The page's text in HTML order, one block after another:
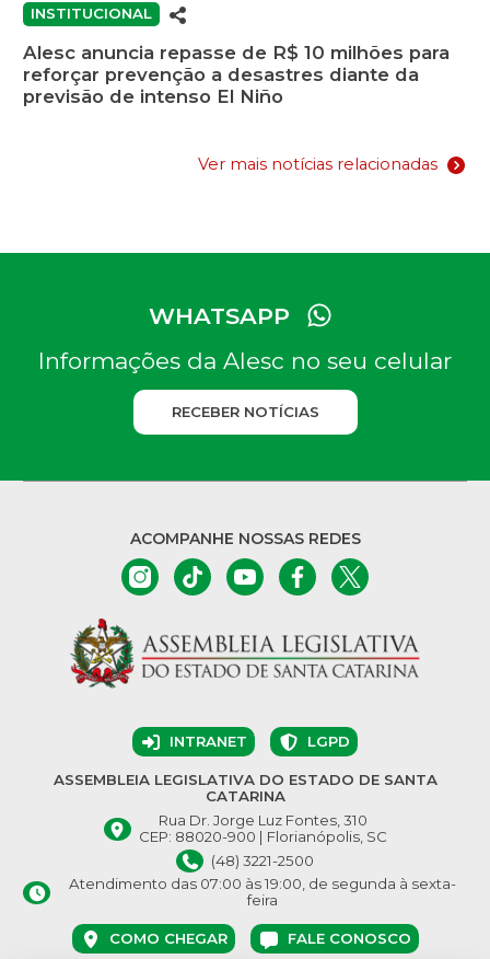
INSTITUCIONAL
Alesc anuncia repasse de R$ 10 milhões para
reforçar prevenção a desastres diante da
previsão de intenso El Niño
Ver mais notícias relacionadas
WHATSAPP
Informações da Alesc no seu celular
RECEBER NOTÍCIAS
ACOMPANHE NOSSAS REDES
INTRANET LGPD
ASSEMBLEIA LEGISLATIVA DO ESTADO DE SANTA
CATARINA
Rua Dr. Jorge Luz Fontes, 310
CEP: 88020-900 | Florianópolis, SC
(48) 3221-2500
Atendimento das 07:00 às 19:00, de segunda à sexta-
feira
COMO CHEGAR FALE CONOSCO